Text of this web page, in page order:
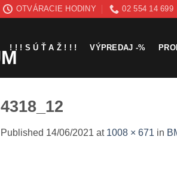
OTVÁRACIE HODINY 02 554 14 699
! ! ! S Ú Ť A Ž ! ! ! VÝPREDAJ -%
4318_12
Published 14/06/2021 at 1008 × 671 in